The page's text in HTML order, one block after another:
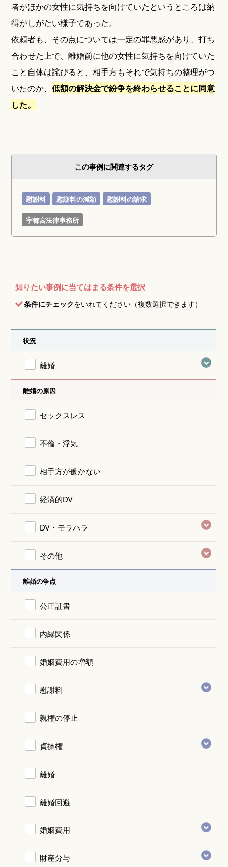
者がほかの女性に気持ちを向けていたというところは納
得がしがたい様子であった。
依頼者も、その点については一定の罪悪感があり、打ち
合わせた上で、離婚前に他の女性に気持ちを向けていた
こと自体は詫びると、相手方もそれで気持ちの整理がつ
いたのか、低額の解決金で紛争を終わらせることに同意
した。
この事例に関連するタグ
慰謝料 慰謝料の減額 慰謝料の請求
宇都宮法律事務所
知りたい事例に当てはまる条件を選択
条件にチェックをいれてください（複数選択できます）
状況
離婚
離婚の原因
セックスレス
不倫・浮気
相手方が働かない
経済的DV
DV・モラハラ
その他
離婚の争点
公正証書
内縁関係
婚姻費用の増額
慰謝料
親権の停止
貞操権
離婚
離婚回避
婚姻費用
財産分与